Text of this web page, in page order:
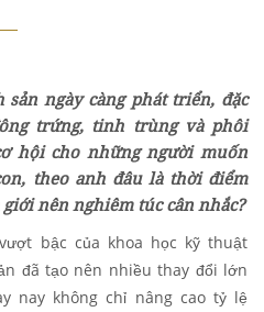
ngày càng phát triển, đặc
trứng, tinh trùng và phôi
hội cho những người muốn
theo anh đâu là thời điểm
nên nghiêm túc cân nhắc?
bậc của khoa học kỹ thuật
đã tạo nên nhiều thay đổi lớn
nay không chỉ nâng cao tỷ lệ